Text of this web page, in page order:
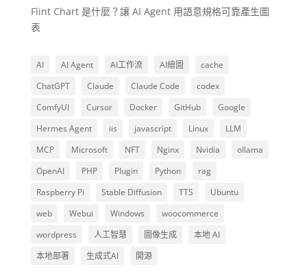
Flint Chart 是什麼？讓 AI Agent 用語意規格可靠產生圖
表
AI AI Agent AI工作流 AI繪圖
cache
ChatGPT
Claude Claude Code
codex
ComfyUI
Cursor Docker GitHub
Google
Hermes Agent
iis javascript Linux
LLM
MCP
Microsoft NFT Nginx Nvidia
ollama
OpenAI
PHP Plugin Python
rag
Raspberry Pi
Stable Diffusion TTS
Ubuntu
web
Webui Windows
woocommerce
wordpress
人工智慧 圖像生成
本地 AI
本地部署
生成式AI 開源